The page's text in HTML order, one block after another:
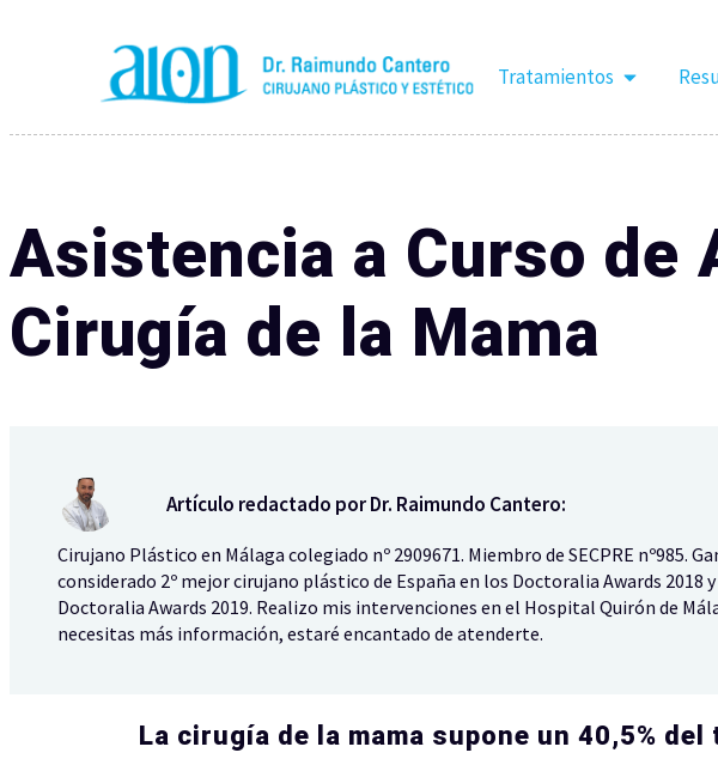
Tratamientos
Asistencia a Curso de
Cirugía de la Mama
Artículo redactado por Dr. Raimundo Cantero:
Cirujano Plástico en Málaga colegiado nº 2909671. Miembro de SECPRE nº985.
considerado 2º mejor cirujano plástico de España en los Doctoralia Awards 2018
Doctoralia Awards 2019. Realizo mis intervenciones en el Hospital Quirón de
necesitas más información, estaré encantado de atenderte.
La cirugía de la mama supone un 40,5%